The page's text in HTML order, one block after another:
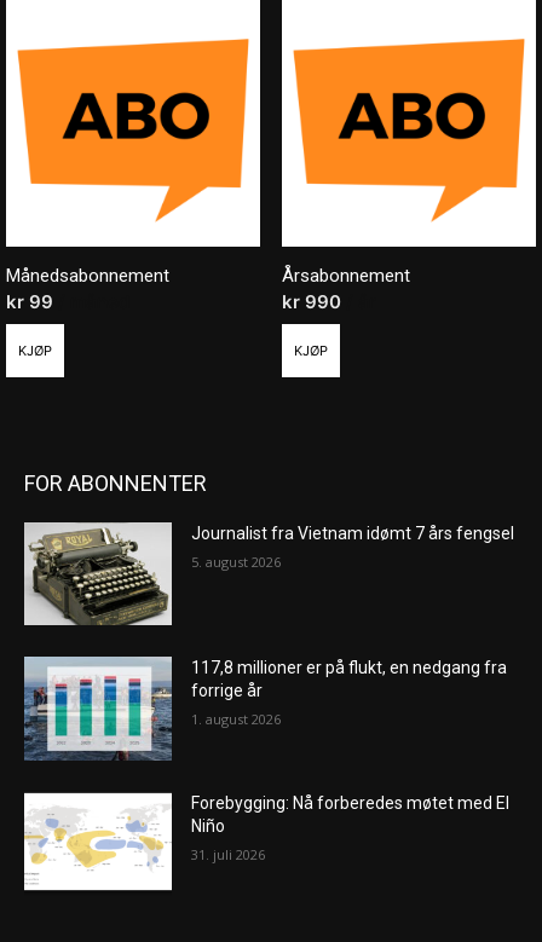
Månedsabonnement
kr 99
KJØP
Årsabonnement
kr990
KJØP
FOR ABONNENTER
Journalist fra Vietnam idømt 7 års fengsel
5. august 2026
117,8 millioner er på flukt, en nedgang fra
forrige år
1. august 2026
Forebygging: Nå forberedes møtet med El
Niño
31. juli 2026